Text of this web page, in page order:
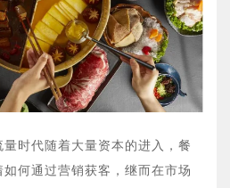
时代随着大量资本的进入，餐
何通过营销获客，继而在市场